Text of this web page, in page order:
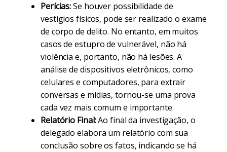
Perícias:Se houver possibilidade de
vestígios físicos, pode ser realizado o exame
de corpo de delito. No entanto, em muitos
casos de estupro de vulnerável, não há
violência e, portanto, não há lesões. A
análise de dispositivos eletrônicos, como
celulares e computadores, para extrair
conversas e mídias, tornou-se uma prova
cada vez mais comum e importante.
Relatório Final:Ao final da investigação, o
delegado elabora um relatório com sua
conclusão sobre os fatos, indicando se há